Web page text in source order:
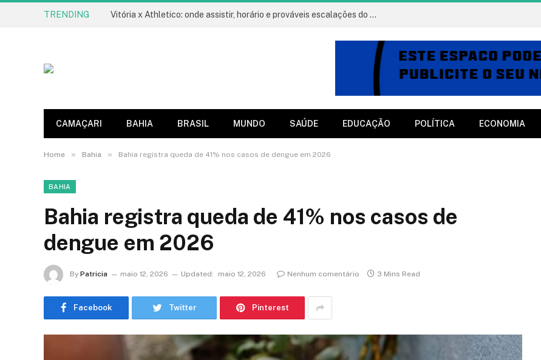
TRENDING Vitória x Athletico: onde assistir, horário e prováveis escalações do jogo
CAMAÇARI BAHIA BRASIL MUNDO SAÚDE EDUCAÇÃO POLÍTICA ECONOMIA
Home » Bahia » Bahia registra queda de 41% nos casos de dengue em 2026
BAHIA
Bahia registra queda de 41% nos casos de
dengue em 2026
By Patricia maio 12, 2026 Updated: maio 12, 2026 Nenhum comentário 3 Mins Read
Facebook Twitter Pinterest